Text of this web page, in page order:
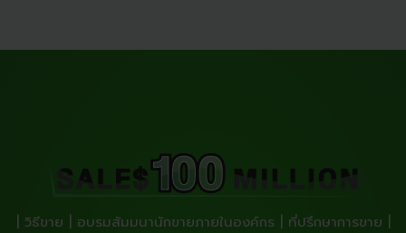
| วิธีขาย | อบรมสัมมนานักขายภายในองค์กร | ที่ปรึกษาการขาย |